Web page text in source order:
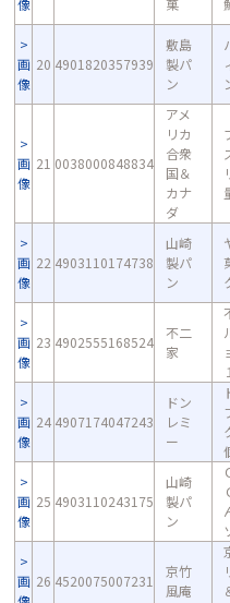
像
菓
画
像
20 4901820357939
敷島
製パ
ン
画
像
21 0038000848834
アメ
リカ
合衆
国＆
カナ
ダ
画
像
22 4903110174738
山崎
製パ
ン
画
像
23 4902555168524
不二
家
画
像
24 4907174047243
ドン
レミ
ー
画
像
25 4903110243175
山崎
製パ
ン
画 26 4520075007231
京竹
風庵